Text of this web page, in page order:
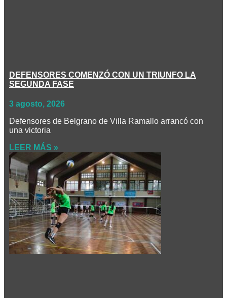
DEFENSORES COMENZÓ CON UN TRIUNFO LA
SEGUNDA FASE
3 agosto, 2026
Defensores de Belgrano de Villa Ramallo arrancó con
una victoria
LEER MÁS »